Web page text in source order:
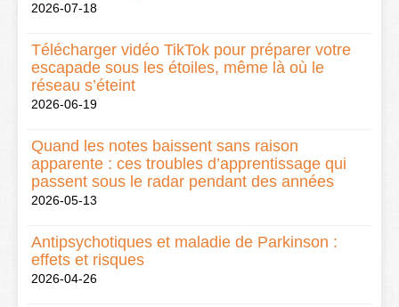
2026-07-18
Télécharger vidéo TikTok pour préparer votre
escapade sous les étoiles, même là où le
réseau s’éteint
2026-06-19
Quand les notes baissent sans raison
apparente : ces troubles d’apprentissage qui
passent sous le radar pendant des années
2026-05-13
Antipsychotiques et maladie de Parkinson :
effets et risques
2026-04-26